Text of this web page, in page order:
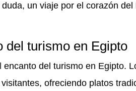
un viaje por el corazón
del turismo en Egipto
del turismo en Egipto.
ofreciendo platos